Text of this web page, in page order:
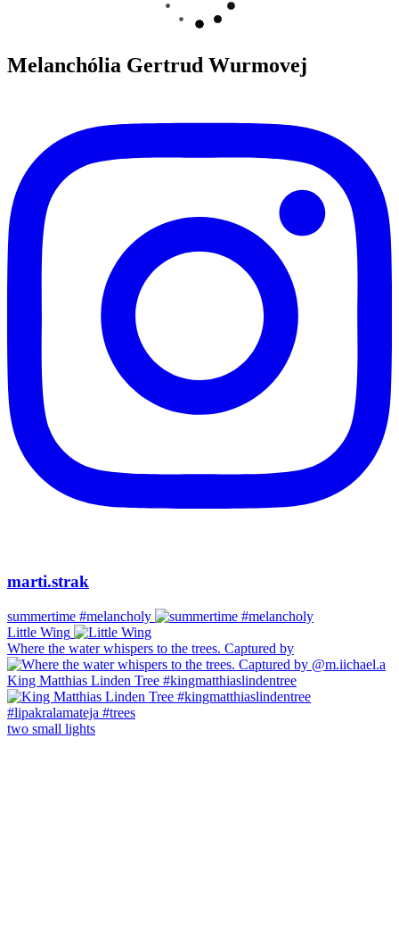
Melanchólia Gertrud Wurmovej
marti.strak
summertime #melancholy
Little Wing
Where the water whispers to the trees. Captured by
King Matthias Linden Tree #kingmatthiaslindentree
two small lights